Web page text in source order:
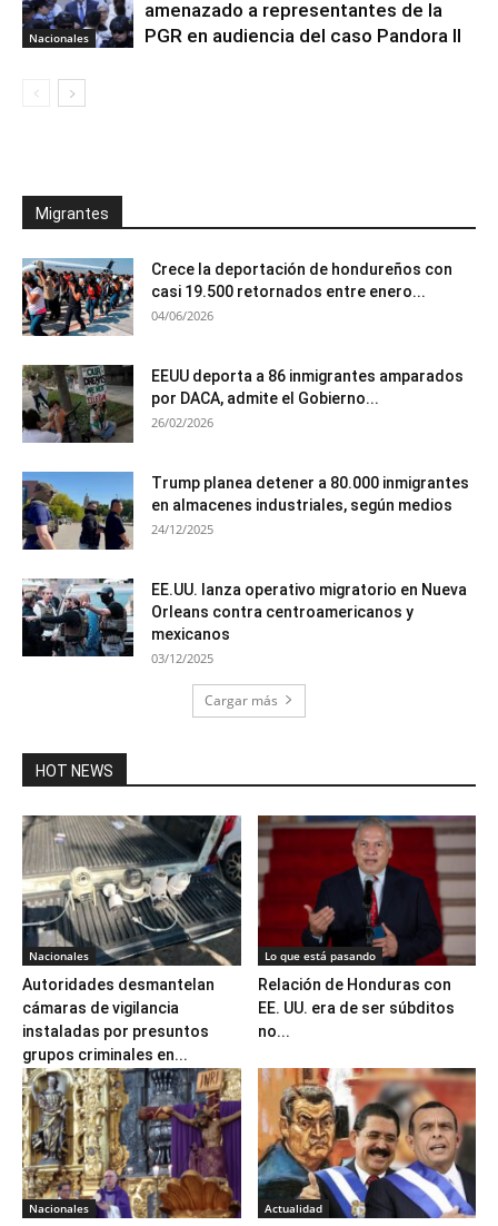
Nacionales
amenazado a representantes de la
PGR en audiencia del caso Pandora II
Migrantes
Crece la deportación de hondureños con
casi 19.500 retornados entre enero...
04/06/2026
EEUU deporta a 86 inmigrantes amparados
por DACA, admite el Gobierno...
26/02/2026
Trump planea detener a 80.000 inmigrantes
en almacenes industriales, según medios
24/12/2025
EE.UU. lanza operativo migratorio en Nueva
Orleans contra centroamericanos y
mexicanos
03/12/2025
Cargar más
HOT NEWS
Nacionales
Autoridades desmantelan
cámaras de vigilancia
instaladas por presuntos
grupos criminales en...
Lo que está pasando
Relación de Honduras con
EE. UU. era de ser súbditos
no...
Nacionales Actualidad